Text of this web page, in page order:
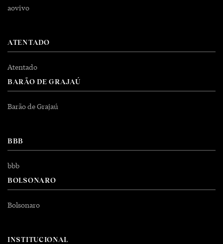
aovivo
ATENTADO
Atentado
BARÃO DE GRAJAÚ
Barão de Grajaú
BBB
bbb
BOLSONARO
Bolsonaro
INSTITUCIONAL